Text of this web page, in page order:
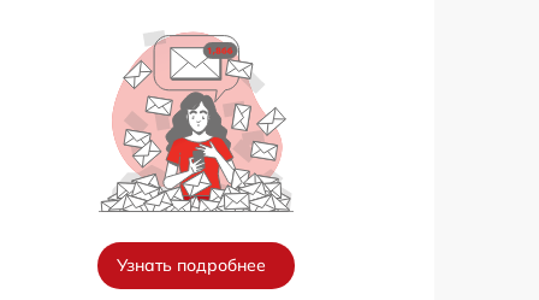
Узнать подробнее